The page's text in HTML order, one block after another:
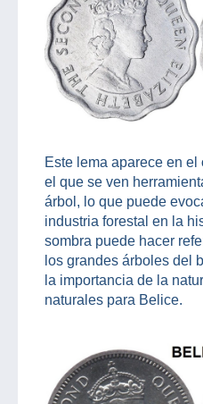
Este lema aparece en el
el que se ven
árbol, lo que puede
industria forestal en la
sombra puede hacer
los grandes árboles del
la importancia de la
naturales para Belice.